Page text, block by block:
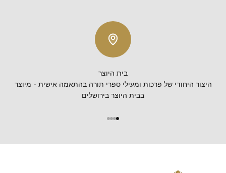
בית היוצר
היצור היחודי של פרכות ומעילי ספרי תורה בהתאמה אישית - מיוצר
בבית היוצר בירושלים